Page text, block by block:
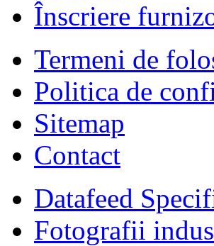
Înscriere
Termeni de
Politica de
Sitemap
Contact
Datafeed
Fotografii